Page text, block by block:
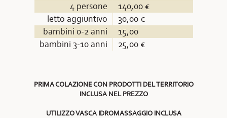
4 persone
140,00 €
letto aggiuntivo
30,00 €
bambini 0-2 anni
15,00
bambini 3-10 anni
25,00 €
PRIMA COLAZIONE CON PRODOTTI DEL TERRITORIO
INCLUSA NEL PREZZO
UTILIZZO VASCA IDROMASSAGGIO INCLUSA